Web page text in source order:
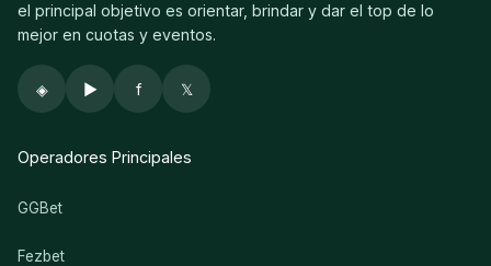
el principal objetivo es orientar, brindar y dar el top de lo
mejor en cuotas y eventos.
◈ ▶ f 𝕏
Operadores Principales
GGBet
Fezbet